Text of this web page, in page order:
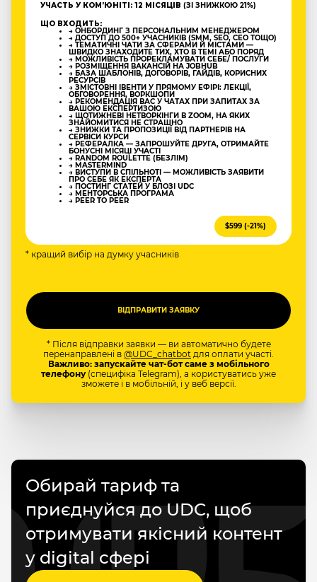
УЧАСТЬ У КОМʼЮНІТІ: 12 МІСЯЦІВ (ЗІ ЗНИЖКОЮ 21%)
ЩО ВХОДИТЬ:
→ ОНБОРДИНГ З ПЕРСОНАЛЬНИМ МЕНЕДЖЕРОМ
→ ДОСТУП ДО 500+ УЧАСНИКІВ (SMM, SEO, CEO ТОЩО)
→ ТЕМАТИЧНІ ЧАТИ ЗА СФЕРАМИ Й МІСТАМИ —
ШВИДКО ЗНАХОДИТЕ ТИХ, ХТО В ТЕМІ АБО ПОРЯД
→ МОЖЛИВІСТЬ ПРОРЕКЛАМУВАТИ СЕБЕ/ ПОСЛУГИ
→ РОЗМІЩЕННЯ ВАКАНСІЙ НА JOBHUB
→ БАЗА ШАБЛОНІВ, ДОГОВОРІВ, ГАЙДІВ, КОРИСНИХ
РЕСУРСІВ
→ ЗМІСТОВНІ ІВЕНТИ У ПРЯМОМУ ЕФІРІ: ЛЕКЦІЇ,
ОБГОВОРЕННЯ, ВОРКШОПИ
→ РЕКОМЕНДАЦІЯ ВАС У ЧАТАХ ПРИ ЗАПИТАХ ЗА
ВАШОЮ ЕКСПЕРТИЗОЮ
→ ЩОТИЖНЕВІ НЕТВОРКІНГИ В ZOOM, НА ЯКИХ
ЗНАЙОМИТИСЯ НЕ СТРАШНО
→ ЗНИЖКИ ТА ПРОПОЗИЦІЇ ВІД ПАРТНЕРІВ НА
СЕРВІСИ КУРСИ
→ РЕФЕРАЛКА — ЗАПРОШУЙТЕ ДРУГА, ОТРИМАЙТЕ
БОНУСНІ МІСЯЦІ УЧАСТІ
→ RANDOM ROULETTE (БЕЗЛІМ)
→ MASTERMIND
→ ВИСТУПИ В СПІЛЬНОТІ — МОЖЛИВІСТЬ ЗАЯВИТИ
ПРО СЕБЕ ЯК ЕКСПЕРТА
→ ПОСТИНГ СТАТЕЙ У БЛОЗІ UDC
→ МЕНТОРСЬКА ПРОГРАМА
→ PEER TO PEER
$599 (-21%)
* кращий вибір на думку учасників
* Після відправки заявки — ви автоматично будете
перенаправлені в @UDC_chatbot для оплати участі.
Важливо: запускайте чат-бот саме з мобільного
телефону(специфіка Telegram), а користуватись уже
зможете і в мобільній, і у веб версії.
Обирай тариф та
приєднуйся до UDC, щоб
отримувати якісний контент
у digital сфері